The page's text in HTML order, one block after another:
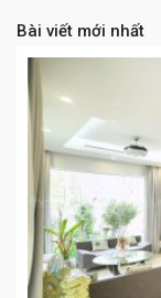
Bài viết mới nhất